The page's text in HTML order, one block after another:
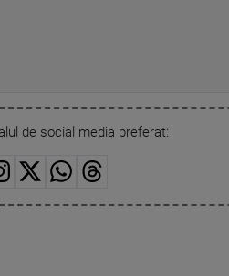
de social media preferat: